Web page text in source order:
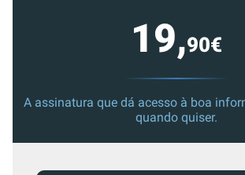
19,90€
A assinatura que dá acesso à boa
quando quiser.